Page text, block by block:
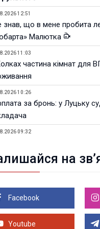
12:51
знав, що в мене пробита
Малютка
11:03
частина кімнат для
10:26
за бронь: у Луцьку
09:32
21:18
телеоб'єктивів
21:00
на 99,9% готовий
простір. ВІДЕО
на
Facebook
Youtube